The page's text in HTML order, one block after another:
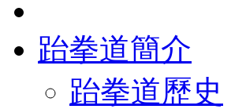
跆拳道簡介
跆拳道歷史